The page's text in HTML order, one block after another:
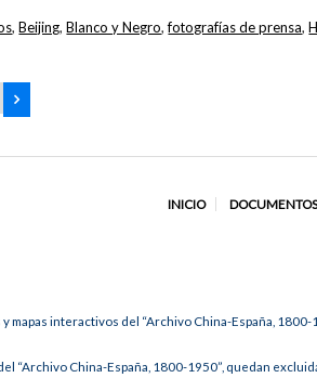
,Beijing,Blanco y Negro,fotografías de prensa,
INICIO DOCUMENTOS
mapas interactivos del “Archivo China-España,
“Archivo China-España, 1800-1950”, quedan